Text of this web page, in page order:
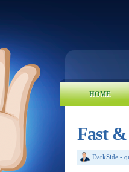
HOME
Fast
DarkSide -